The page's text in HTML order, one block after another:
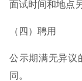
面试时间和地点
（四）聘用
公示期满无异议
同。